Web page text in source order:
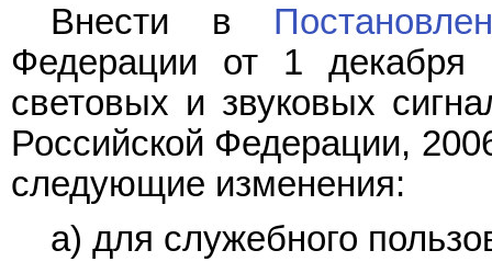
Внести в
Федерации от 1
световых и звуковых
Российской Федерации,
следующие изменения:
а) для служебного